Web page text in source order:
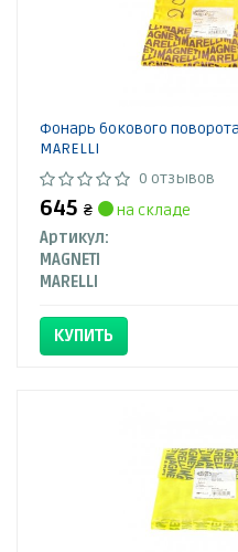
Фонарь бокового поворота
MARELLI
0 отзывов
645 ₴
на складе
Артикул:
MAGNETI
MARELLI
КУПИТЬ